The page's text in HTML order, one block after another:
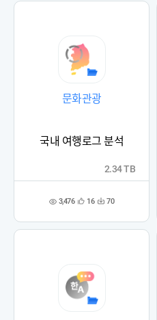
문화관광
국내 여행로그 분석
조 3,476 관
록
16 다 70
2.34 TB